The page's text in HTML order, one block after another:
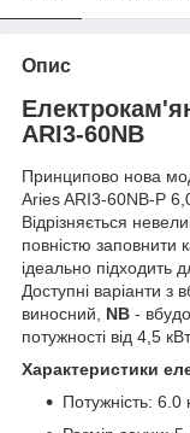
Опис
ARI3-60NB
Принципово нова
Aries ARI3-60NB-P
Відрізняється
повністю заповнити
ідеально підходить
Доступні варіанти з
виносний, NB -
потужності від 4,5
Характеристики
Потужність: 6.0